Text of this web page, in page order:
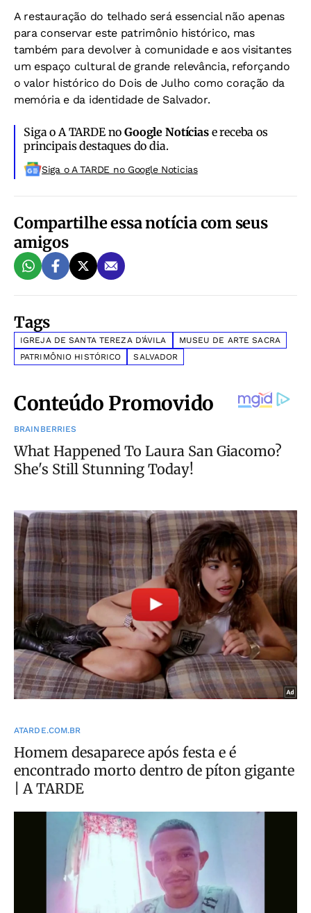
A restauração do telhado será essencial não apenas
para conservar este patrimônio histórico, mas
também para devolver à comunidade e aos visitantes
um espaço cultural de grande relevância, reforçando
o valor histórico do Dois de Julho como coração da
memória e da identidade de Salvador.
Siga o A TARDE noGoogle Notíciase receba os
principais destaques do dia.
Siga o A TARDE no Google Noticias
Compartilhe essa notícia com seus
amigos
Tags
IGREJA DE SANTA TEREZA D’ÁVILA
MUSEU DE ARTE SACRA
PATRIMÔNIO HISTÓRICO
SALVADOR